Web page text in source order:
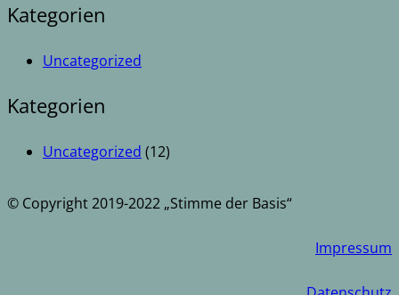
Kategorien
Uncategorized
Kategorien
Uncategorized (12)
© Copyright 2019-2022 „Stimme der Basis“
Impressum